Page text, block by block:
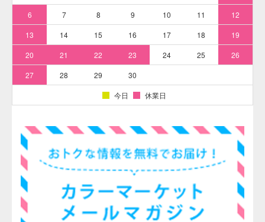
清涼飲料 0.05～0.2％
シロップ 0.2～0.5％
ジャム 0.2～0.5％
0.05～0.3％
ブドウ果皮色素・ハイレッドG-150の水溶希釈例（100倍～10万倍）
[粒状/水溶性]